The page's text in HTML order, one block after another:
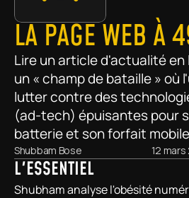
LA PAGE WEB À
Lire un article d'actualité en
un « champ de bataille » où
lutter contre des
(ad-tech) épuisantes pour
batterie et son forfait
Shubbam Bose 12
L'ESSENTIEL
Shubham analyse l'obésité